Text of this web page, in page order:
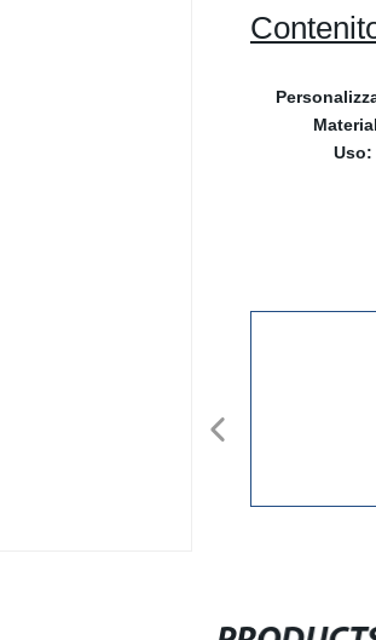
Uso: